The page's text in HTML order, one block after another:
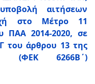
αιτήσεων
στο Μέτρο 11
ΠΑΑ 2014-2020, σε
άρθρου 13 της
(ΦΕΚ 6266Β΄)